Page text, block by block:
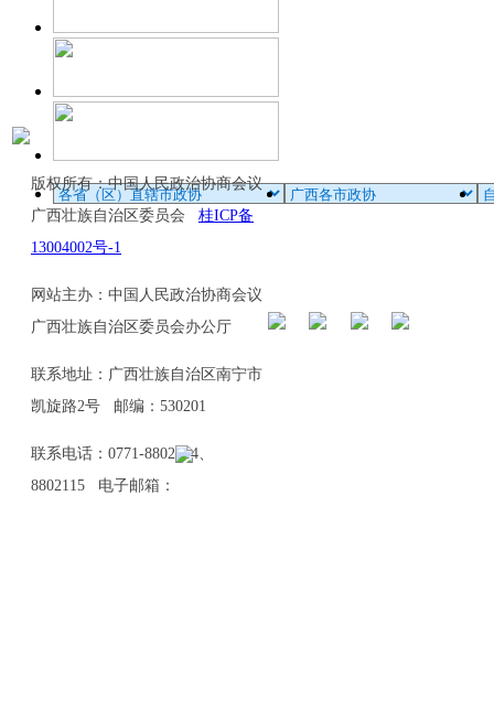
版权所有：中国人民政治协商会议
广西壮族自治区委员会 桂ICP备
13004002号-1
网站主办：中国人民政治协商会议
广西壮族自治区委员会办公厅
联系地址：广西壮族自治区南宁市
凯旋路2号 邮编：530201
联系电话：0771-8802114、
8802115 电子邮箱：